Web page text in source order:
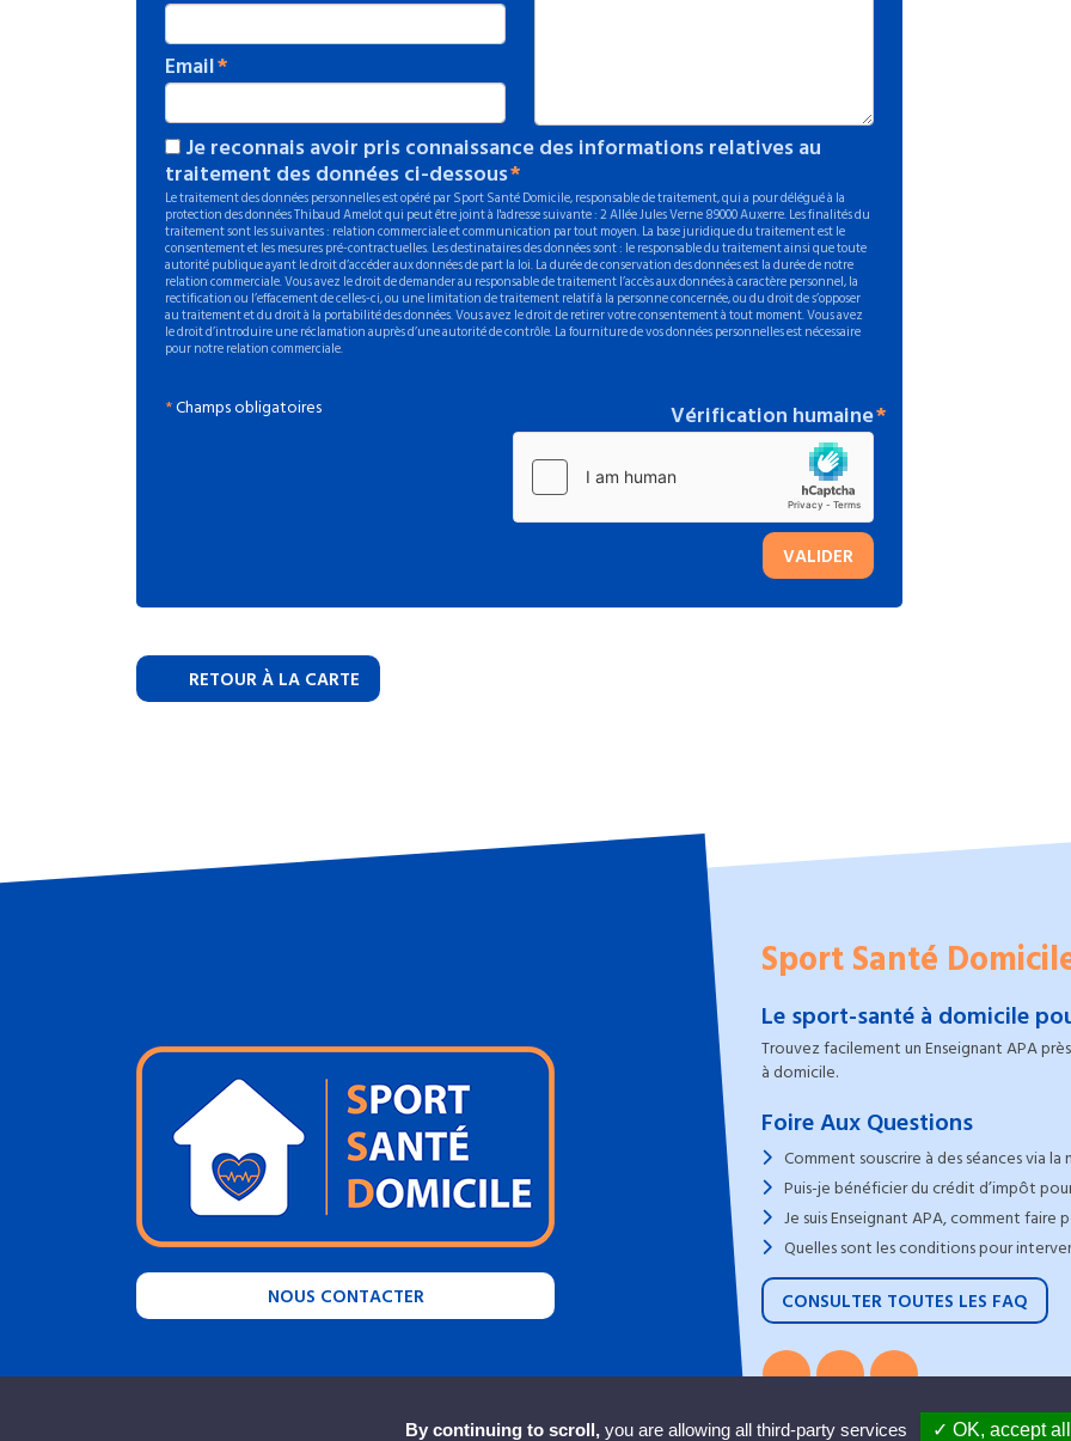
Email
Je reconnais avoir pris connaissance des informations relatives au
traitement des données ci-dessous
Le traitement des données personnelles est opéré par Sport Santé Domicile, responsable de traitement, qui a pour délégué à la
protection des données Thibaud Amelot qui peut être joint à l'adresse suivante : 2 Allée Jules Verne 89000 Auxerre. Les finalités du
traitement sont les suivantes : relation commerciale et communication par tout moyen. La base juridique du traitement est le
consentement et les mesures pré-contractuelles. Les destinataires des données sont : le responsable du traitement ainsi que toute
autorité publique ayant le droit d’accéder aux données de part la loi. La durée de conservation des données est la durée de notre
relation commerciale. Vous avez le droit de demander au responsable de traitement l’accès aux données à caractère personnel, la
rectification ou l’effacement de celles-ci, ou une limitation de traitement relatif à la personne concernée, ou du droit de s’opposer
au traitement et du droit à la portabilité des données. Vous avez le droit de retirer votre consentement à tout moment. Vous avez
le droit d’introduire une réclamation auprès d’une autorité de contrôle. La fourniture de vos données personnelles est nécessaire
pour notre relation commerciale.
*Champs obligatoires Vérification humaine
VALIDER
RETOUR À LA CARTE
NOUS CONTACTER
Sport Santé
Le sport-santé à domicile
Trouvez facilement un Enseignant APA
à domicile.
Foire Aux Questions
Comment souscrire à des séances via
Puis-je bénéficier du crédit d’impôt
Je suis Enseignant APA, comment faire
Quelles sont les conditions pour
CONSULTER TOUTES LES FAQ
By continuing to scroll, you are allowing all third-party services ✓ OK, accept all